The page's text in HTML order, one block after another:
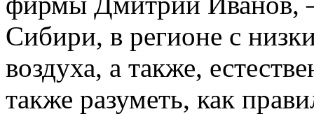
Сибири, в регионе с
воздуха, а также,
также разуметь, как